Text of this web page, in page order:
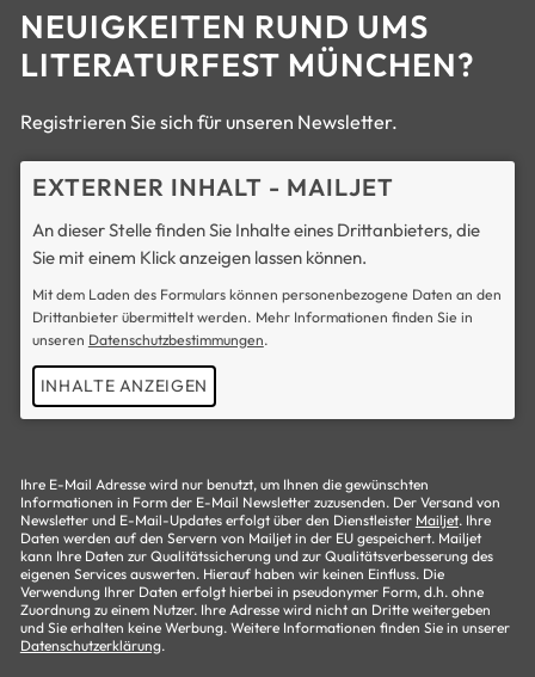
NEUIGKEITEN RUND UMS
LITERATURFEST MÜNCHEN?
Registrieren Sie sich für unseren Newsletter.
EXTERNER INHALT - MAILJET
An dieser Stelle finden Sie Inhalte eines Drittanbieters, die
Sie mit einem Klick anzeigen lassen können.
Mit dem Laden des Formulars können personenbezogene Daten an den
Drittanbieter übermittelt werden. Mehr Informationen finden Sie in
unseren Datenschutzbestimmungen.
INHALTE ANZEIGEN
Ihre E-Mail Adresse wird nur benutzt, um Ihnen die gewünschten
Informationen in Form der E-Mail Newsletter zuzusenden. Der Versand von
Newsletter und E-Mail-Updates erfolgt über den Dienstleister Mailjet. Ihre
Daten werden auf den Servern von Mailjet in der EU gespeichert. Mailjet
kann Ihre Daten zur Qualitätssicherung und zur Qualitätsverbesserung des
eigenen Services auswerten. Hierauf haben wir keinen Einfluss. Die
Verwendung Ihrer Daten erfolgt hierbei in pseudonymer Form, d.h. ohne
Zuordnung zu einem Nutzer. Ihre Adresse wird nicht an Dritte weitergeben
und Sie erhalten keine Werbung. Weitere Informationen finden Sie in unserer
Datenschutzerklärung.